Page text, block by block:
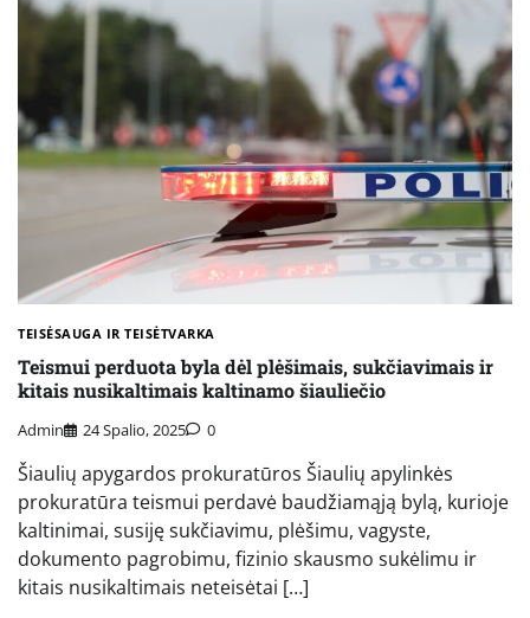
TEISĖSAUGA IR TEISĖTVARKA
Teismui perduota byla dėl plėšimais, sukčiavimais ir
kitais nusikaltimais kaltinamo šiauliečio
Admin 24 Spalio, 2025 0
Šiaulių apygardos prokuratūros Šiaulių apylinkės
prokuratūra teismui perdavė baudžiamąją bylą, kurioje
kaltinimai, susiję sukčiavimu, plėšimu, vagyste,
dokumento pagrobimu, fizinio skausmo sukėlimu ir
kitais nusikaltimais neteisėtai […]